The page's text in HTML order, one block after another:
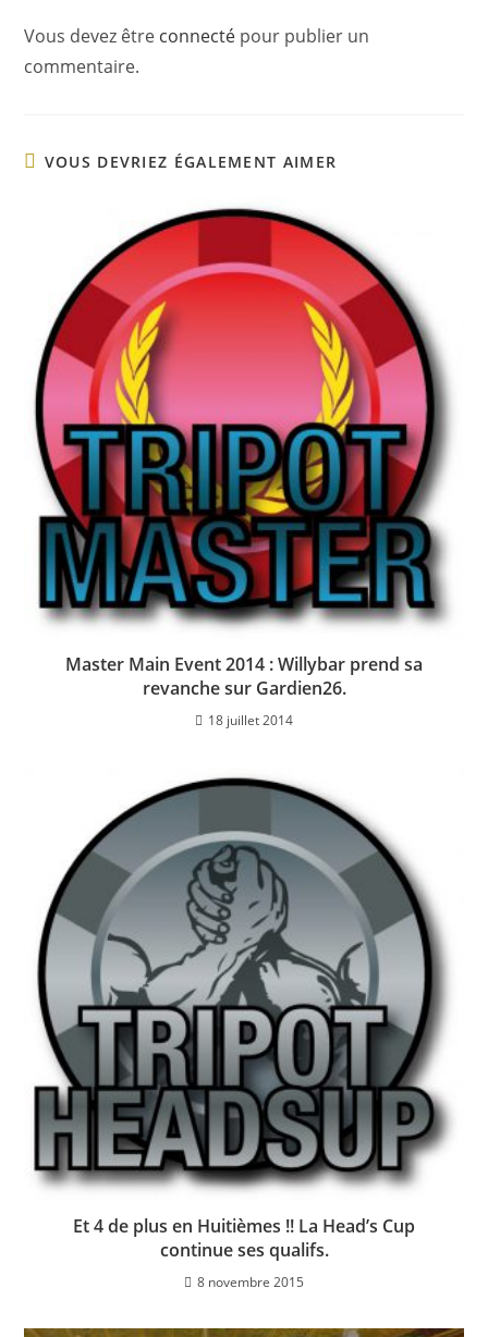
Vous devez être connecté pour publier un
commentaire.
VOUS DEVRIEZ ÉGALEMENT AIMER
Master Main Event 2014 : Willybar prend sa
revanche sur Gardien26.
18 juillet 2014
Et 4 de plus en Huitièmes !! La Head’s Cup
continue ses qualifs.
8 novembre 2015